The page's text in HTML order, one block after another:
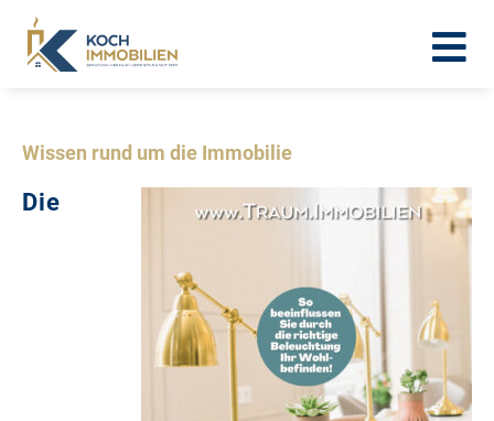
Wissen rund um die Immobilie
Die